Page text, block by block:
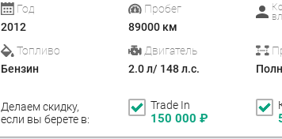
Год
2012
Пробег
89000 км
Топливо
Бензин
Двигатель
2.0 л/ 148 л.с.
Делаем скидку,
если вы берете в:
Trade In
150 000 ₽